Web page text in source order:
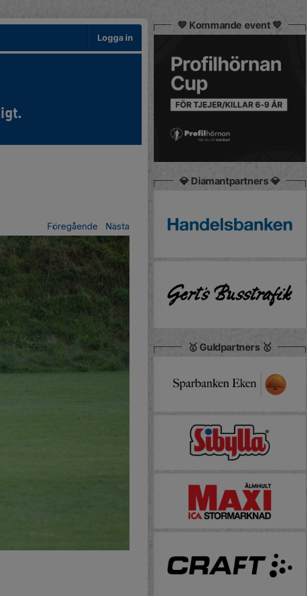
Logga in
Föregående Nästa
💙 Kommande event 💙
💎 Diamantpartners 💎
🥇 Guldpartners 🥇